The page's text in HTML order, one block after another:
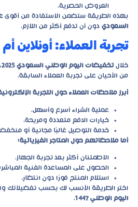
العروض الحصرية.
بهذه الطريقة ستضمن الاستفادة من أقوى
السعودي دون أن تدفع أكثر من اللازم.
تجربة العملاء: أونلاين
خلال تخفيضات اليوم الوطني السعودي 2025
من الأحيان على تجربة العملاء السابقة.
أبرز ملاحظات العملاء حول التجربة
عملية الشراء أسرع وأسهل.
خيارات الدفع متعددة ومريحة.
خدمة التوصيل غالبًا مجانية أو
أما ملاحظاتهم حول المتاجر الفيزيائية:
الاطمئنان أكثر بعد تجربة الجهاز.
الحصول على المساعدة الفنية
استلام المنتج فورًا دون انتظار.
اختر الطريقة الأنسب لك بحسب تفضيلاتك
اليوم الوطني 1447
.